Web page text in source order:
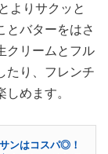
よりサクッと
とバターをはさ
クリームとフル
たり、フレンチ
めます。
ンはコスパ◎！